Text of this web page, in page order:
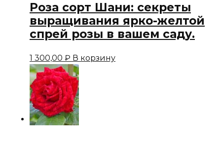
Роза сорт Шани: секреты
выращивания ярко-желтой
спрей розы в вашем саду.
1 300,00 ₽ В корзину